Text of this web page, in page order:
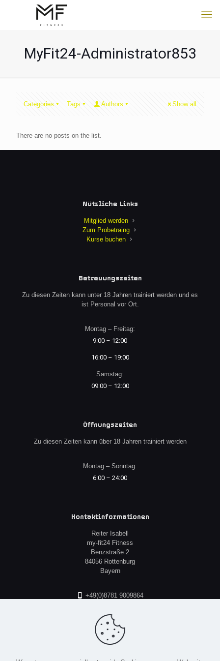
MyFit24-Administrator853
Categories Tags Authors Show all
There are no posts on the list.
Nützliche Links
Mitglied werden
Zum Probetraing
Kurse buchen
Betreuungszeiten
Zu diesen Zeiten kann unter 18 Jahren trainiert werden und es
ist Personal vor Ort.
Montag – Freitag:
9:00 – 12:00
16:00 – 19:00
Samstag:
09:00 – 12:00
Öffnungszeiten
Zu diesen Zeiten kann über 18 Jahren trainiert werden
Montag – Sonntag:
6:00 – 24:00
Kontaktinformationen
Reiter Isabell
my-fit24 Fitness
Benzstraße 2
84056 Rottenburg
Bayern
+49(0)8781 9009864